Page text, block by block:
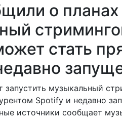
о планах
стать
запустить музыкальный
Spotify и недавно
источники сообщает